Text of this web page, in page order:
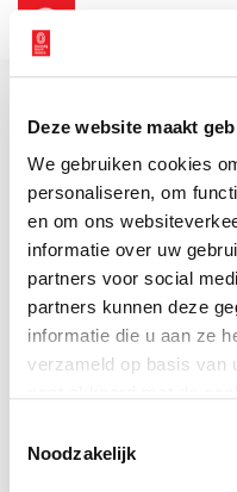
Deze website maakt
We gebruiken cookies
personaliseren, om
en om ons
informatie over uw
partners voor social
partners kunnen deze
informatie die u aan ze
verzameld op basis van
Noodzakelijk